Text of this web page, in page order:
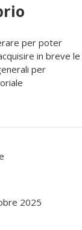
per poter
in breve le
per
2025